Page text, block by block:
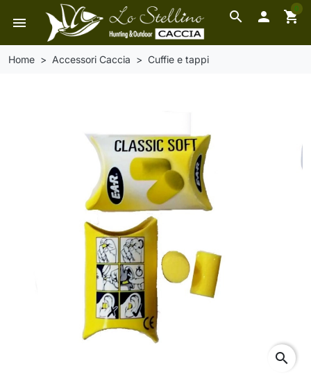
search
menu  shopping_cart
0
Home Accessori Caccia Cuffie e tappi
search